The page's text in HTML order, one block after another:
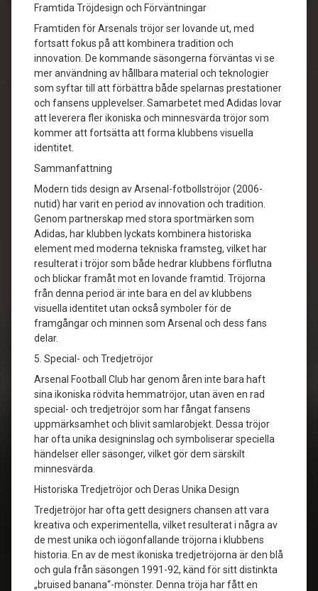
Framtida Tröjdesign och Förväntningar
Framtiden för Arsenals tröjor ser lovande ut, med
fortsatt fokus på att kombinera tradition och
innovation. De kommande säsongerna förväntas vi se
mer användning av hållbara material och teknologier
som syftar till att förbättra både spelarnas prestationer
och fansens upplevelser. Samarbetet med Adidas lovar
att leverera fler ikoniska och minnesvärda tröjor som
kommer att fortsätta att forma klubbens visuella
identitet.
Sammanfattning
Modern tids design av Arsenal-fotbollströjor (2006-
nutid) har varit en period av innovation och tradition.
Genom partnerskap med stora sportmärken som
Adidas, har klubben lyckats kombinera historiska
element med moderna tekniska framsteg, vilket har
resulterat i tröjor som både hedrar klubbens förflutna
och blickar framåt mot en lovande framtid. Tröjorna
från denna period är inte bara en del av klubbens
visuella identitet utan också symboler för de
framgångar och minnen som Arsenal och dess fans
delar.
5. Special- och Tredjetröjor
Arsenal Football Club har genom åren inte bara haft
sina ikoniska rödvita hemmatröjor, utan även en rad
special- och tredjetröjor som har fångat fansens
uppmärksamhet och blivit samlarobjekt. Dessa tröjor
har ofta unika designinslag och symboliserar speciella
händelser eller säsonger, vilket gör dem särskilt
minnesvärda.
Historiska Tredjetröjor och Deras Unika Design
Tredjetröjor har ofta gett designers chansen att vara
kreativa och experimentella, vilket resulterat i några av
de mest unika och iögonfallande tröjorna i klubbens
historia. En av de mest ikoniska tredjetröjorna är den blå
och gula från säsongen 1991-92, känd för sitt distinkta
„bruised banana“-mönster. Denna tröja har fått en